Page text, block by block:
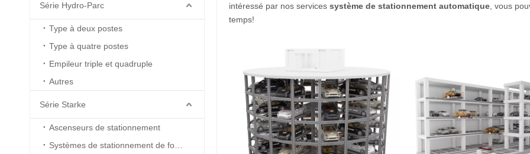
Série Hydro-Parc
Type à deux postes
Type à quatre postes
Empileur triple et quadruple
Autres
Série Starke
Ascenseurs de stationnement
intéressé par nos services système de stationnement automatique , vous
temps!